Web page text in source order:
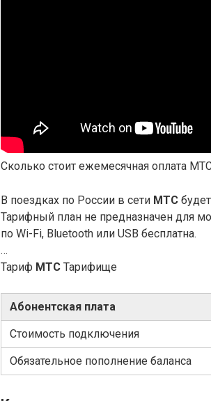
Сколько стоит ежемесячная оплата
В поездках по России в сети МТС
Тарифный план не предназначен для
по Wi-Fi, Bluetooth или USB бесплатна.
…
Тариф МТС Тарифище
Абонентская плата
Стоимость подключения
Обязательное пополнение баланса